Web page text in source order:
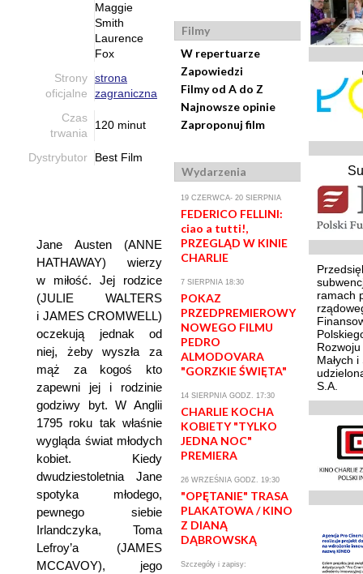
Maggie
Smith
Laurence
Fox
Strony
oficjalne
strona
zagraniczna
Czas
trwania
120 minut
Dystrybutor Best Film
Jane Austen (ANNE
HATHAWAY) wierzy
w miłość. Jej rodzice
(JULIE WALTERS
i JAMES CROMWELL)
oczekują jednak od
niej, żeby wyszła za
mąż za kogoś kto
zapewni jej i rodzinie
godziwy byt. W Anglii
1795 roku tak właśnie
wygląda świat młodych
kobiet. Kiedy
dwudziestoletnia Jane
spotyka młodego,
pewnego siebie
Irlandczyka, Toma
Lefroy’a (JAMES
MCCAVOY), jego
Filmy
W repertuarze
Zapowiedzi
Filmy od A do Z
Najnowsze opinie
Zaproponuj film
Wydarzenia
19 CZERWCA- 20 SIERPNIA
FEDERICO FELLINI:
ciao a tutti!,
PRZEGLĄD W KINIE
CHARLIE
7 SIERPNIA 18:30
POKAZ
PRZEDPREMIEROWY
NOWEGO FILMU
PEDRO
ALMODOVARA
"GORZKIE ŚWIĘTA"
14 SIERPNIA GODZ. 17:30
CHARLIE KOCHA
KOBIETY "TYLKO
JEDNA NOC"
PREMIERA
26 WRZEŚNIA GODZ. 19:30
"OPĘTANIE" TRASA
PLAKATOWA / KINO
Z DIANĄ
DĄBROWSKĄ
Szczegóły i zapisy:
ramach
Małych
S.A.